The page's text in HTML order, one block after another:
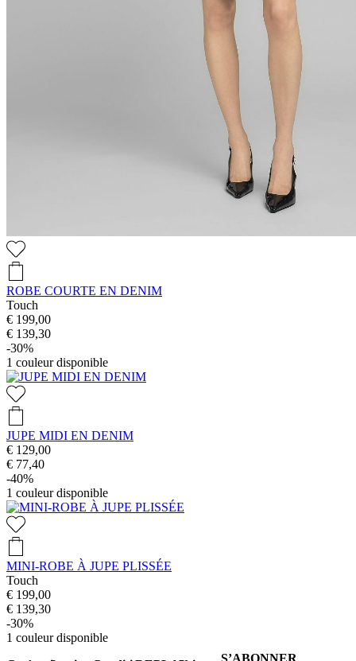
ROBE COURTE EN DENIM
Touch
€ 199,00
€ 139,30
-30%
1 couleur disponible
JUPE MIDI EN DENIM
€ 129,00
€ 77,40
-40%
1 couleur disponible
MINI-ROBE À JUPE PLISSÉE
Touch
€ 199,00
€ 139,30
-30%
1 couleur disponible
S’ABONNER